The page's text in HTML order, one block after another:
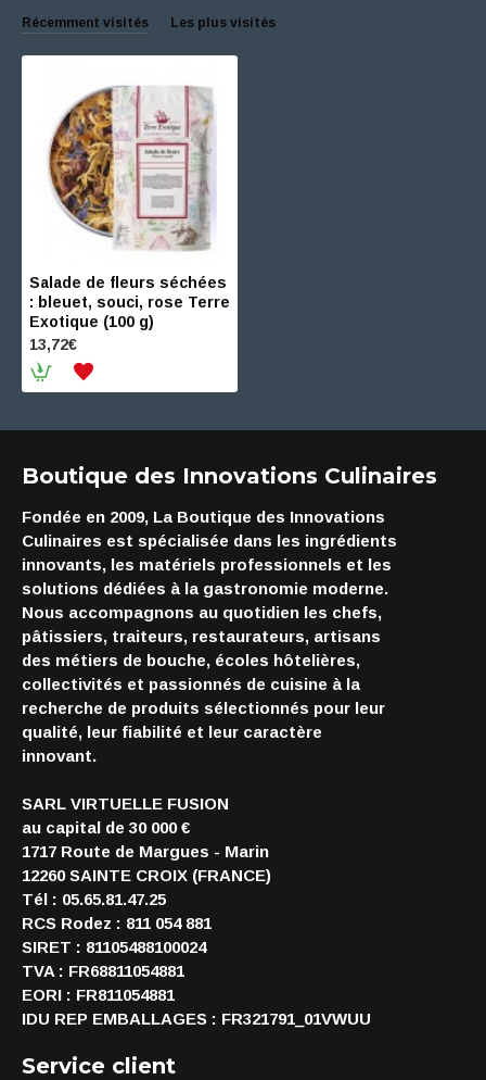
Récemment visités Les plus visités
Salade de fleurs séchées
: bleuet, souci, rose Terre
Exotique (100 g)
13,72€
Boutique des Innovations Culinaires
Fondée en 2009, La Boutique des Innovations
Culinaires est spécialisée dans les ingrédients
innovants, les matériels professionnels et les
solutions dédiées à la gastronomie moderne.
Nous accompagnons au quotidien les chefs,
pâtissiers, traiteurs, restaurateurs, artisans
des métiers de bouche, écoles hôtelières,
collectivités et passionnés de cuisine à la
recherche de produits sélectionnés pour leur
qualité, leur fiabilité et leur caractère
innovant.
SARL VIRTUELLE FUSION
au capital de 30 000 €
1717 Route de Margues - Marin
12260 SAINTE CROIX (FRANCE)
Tél : 05.65.81.47.25
RCS Rodez : 811 054 881
SIRET : 81105488100024
TVA : FR68811054881
EORI : FR811054881
IDU REP EMBALLAGES : FR321791_01VWUU
Service client